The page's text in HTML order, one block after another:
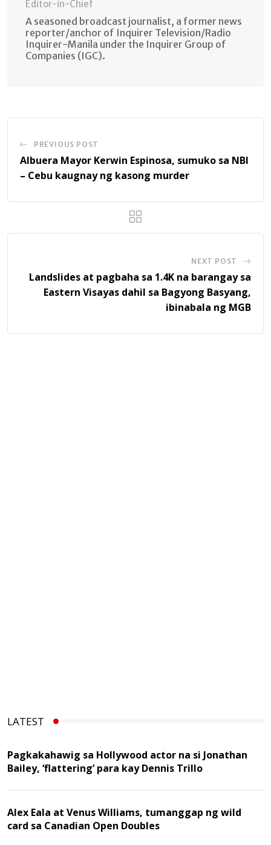
Editor-in-Chief
A seasoned broadcast journalist, a former news
reporter/anchor of Inquirer Television/Radio
Inquirer-Manila under the Inquirer Group of
Companies (IGC).
PREVIOUS POST
Albuera Mayor Kerwin Espinosa, sumuko sa NBI
– Cebu kaugnay ng kasong murder
NEXT POST
Landslides at pagbaha sa 1.4K na barangay sa
Eastern Visayas dahil sa Bagyong Basyang,
ibinabala ng MGB
LATEST
Pagkakahawig sa Hollywood actor na si Jonathan
Bailey, ‘flattering’ para kay Dennis Trillo
Alex Eala at Venus Williams, tumanggap ng wild
card sa Canadian Open Doubles